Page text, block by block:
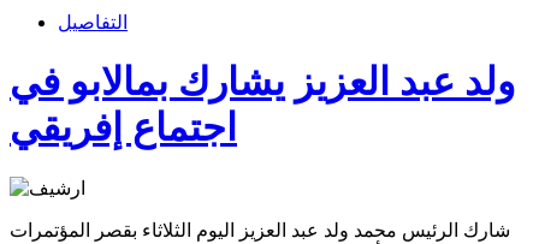
التفاصيل
ولد عبد العزيز يشارك بمالابو في
اجتماع إفريقي
شارك الرئيس محمد ولد عبد العزيز اليوم الثلاثاء بقصر المؤتمرات